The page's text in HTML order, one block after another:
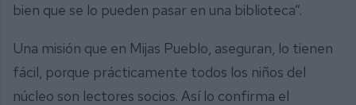
bien que se lo pueden pasar en una biblioteca”.
Una misión que en Mijas Pueblo, aseguran, lo tienen
fácil, porque prácticamente todos los niños del
núcleo son lectores socios. Así lo confirma el